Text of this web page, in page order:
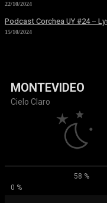
22/10/2024
Podcast Corchea UY #24 –
15/10/2024
MONTEVIDEO
Cielo Claro
58 %
0 %